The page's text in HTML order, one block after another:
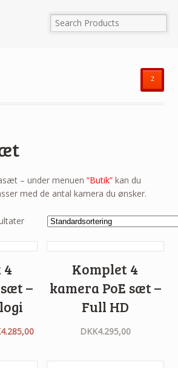
²
– under menuen “Butik”kan du
med de antal kamera du ønsker.
4
–
4.285,00
Komplet 4
kamera PoE sæt –
Full HD
DKK4.295,00